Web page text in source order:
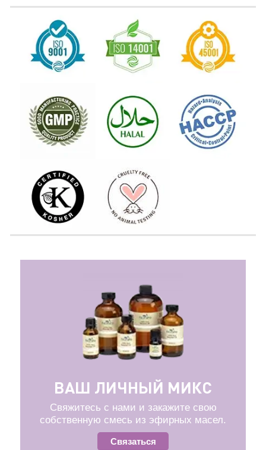
ВАШ ЛИЧНЫЙ МИКС
Свяжитесь с нами и закажите свою
собственную смесь из эфирных масел.
Связаться